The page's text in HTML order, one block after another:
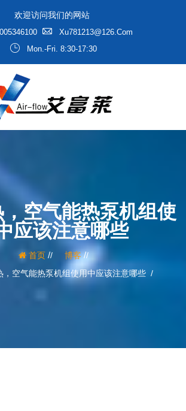
欢迎访问我们的网站
Xu781213@126.com
Mon.-Fri. 8:30-17:30
空气能热泵机组使
应该注意哪些
首页/ 博客/
，空气能热泵机组使用中应该注意哪些